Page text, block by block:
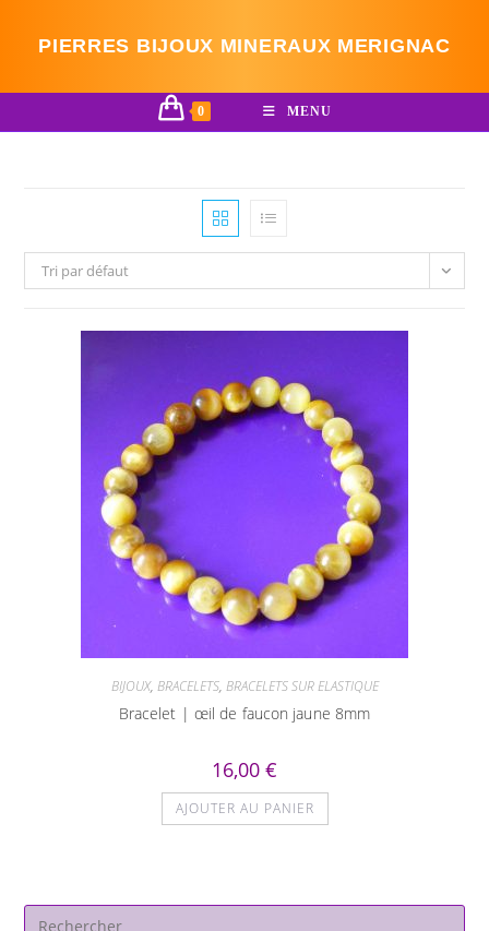
PIERRES BIJOUX MINERAUX MERIGNAC
0 MENU
Tri par défaut
BIJOUX, BRACELETS, BRACELETS SUR ELASTIQUE
Bracelet | œil de faucon jaune 8mm
16,00 €
AJOUTER AU PANIER